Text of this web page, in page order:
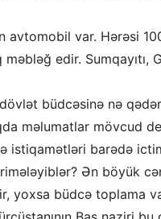
avtomobil var. Hərəsi
edir. Sumqayıtı,
büdcəsinə nə
məlumatlar mövcud
istiqamətləri barədə
Ən böyük
yoxsa büdcə toplama